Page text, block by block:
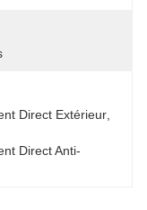
Direct Extérieur
Direct Anti-